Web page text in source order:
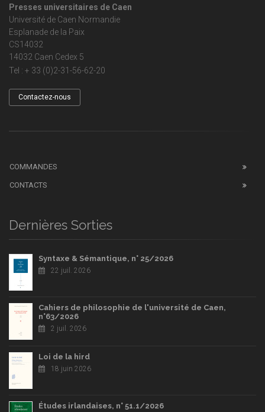
Presses universitaires de Caen
Université de Caen Normandie
Esplanade de la Paix
CS14032
14032 Caen Cedex 5
Tel : + 33 (0)2-31-56-62-20
Contactez-nous
COMMANDES
CONTACTS
Dernières Sorties
Syntaxe & Sémantique, n° 25/2026
22 juil. 2026
Cahiers de philosophie de l'université de Caen,
n°63/2026
2 juil. 2026
Loi de la hird
18 juin 2026
Études irlandaises, n° 51.1/2026